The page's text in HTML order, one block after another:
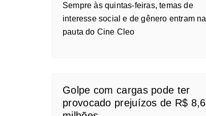
Sempre às quintas-feiras, temas de
interesse social e de gênero entram na
pauta do Cine Cleo
Golpe com cargas pode ter
provocado prejuízos de R$ 8,6